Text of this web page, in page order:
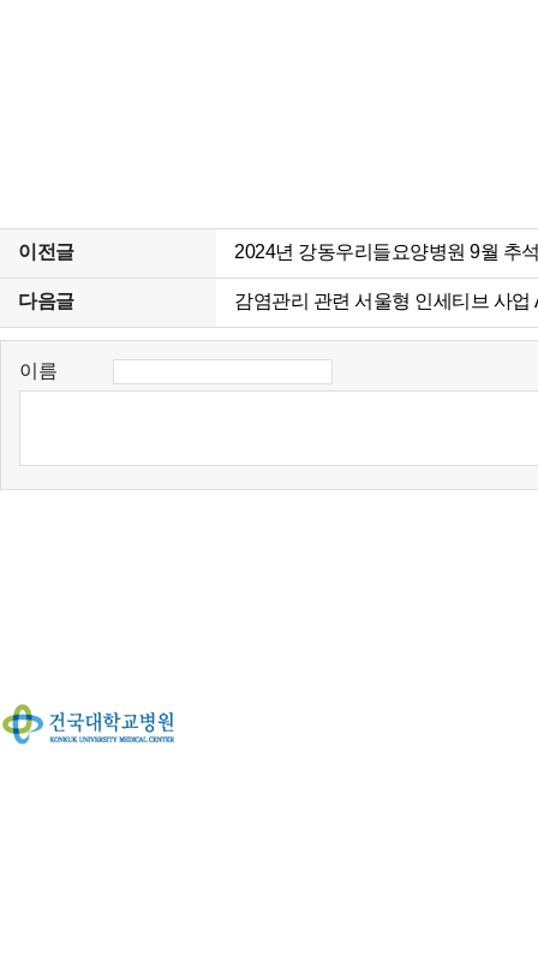
이전글 2024년 강동우리들요양병원 9월 추
다음글 감염관리 관련 서울형 인세티브 사업
이름